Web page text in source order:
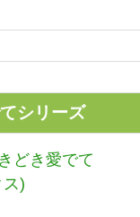
シリーズ
どき愛でて
)